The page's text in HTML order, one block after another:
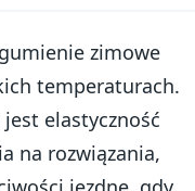
zimowe
temperaturach.
elastyczność
na rozwiązania,